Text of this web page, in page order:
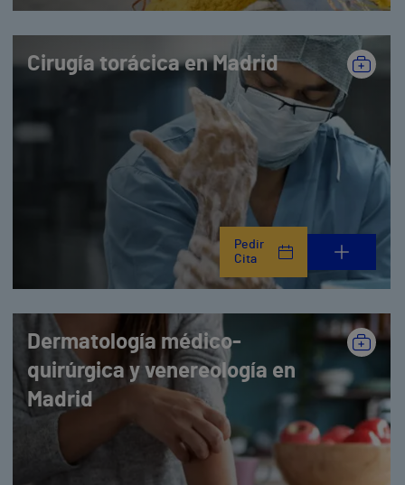
Cirugía torácica en Madrid
Pedir
Cita
Dermatología médico-
quirúrgica y venereología en
Madrid